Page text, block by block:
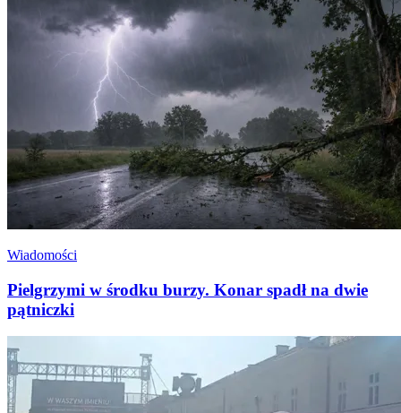
Wiadomości
Pielgrzymi w środku burzy. Konar spadł na dwie
pątniczki